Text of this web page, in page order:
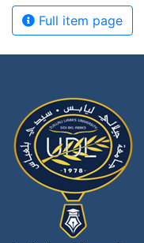
Full item page